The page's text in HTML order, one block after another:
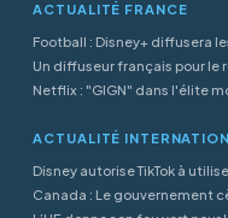
ACTUALITÉ FRANCE
Football : Disney+ diffusera
Un diffuseur français pour le
Netflix : "GIGN" dans l'élite
ACTUALITÉ
Disney autorise TikTok à
Canada : Le gouvernement